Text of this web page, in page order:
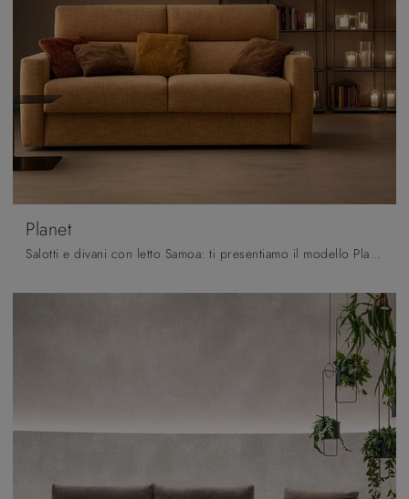
Planet
Salotti e divani con letto Samoa: ti presentiamo il modello Planet in tessuto per completare la zona giorno.